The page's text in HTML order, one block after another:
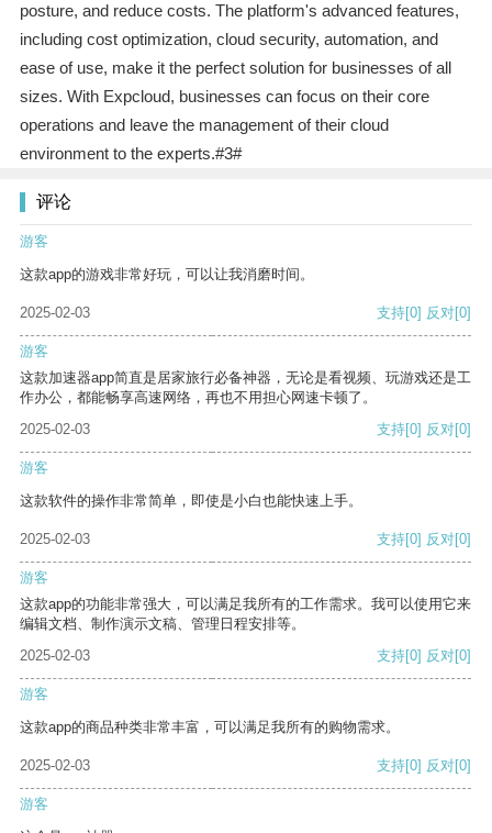
posture, and reduce costs. The platform's advanced features,
including cost optimization, cloud security, automation, and
ease of use, make it the perfect solution for businesses of all
sizes. With Expcloud, businesses can focus on their core
operations and leave the management of their cloud
environment to the experts.#3#
评论
游客
这款app的游戏非常好玩，可以让我消磨时间。
2025-02-03 支持[0] 反对[0]
游客
这款加速器app简直是居家旅行必备神器，无论是看视频、玩游戏还是工
作办公，都能畅享高速网络，再也不用担心网速卡顿了。
2025-02-03
支持[0] 反对[0]
游客
这款软件的操作非常简单，即使是小白也能快速上手。
2025-02-03 支持[0] 反对[0]
游客
这款app的功能非常强大，可以满足我所有的工作需求。我可以使用它来
编辑文档、制作演示文稿、管理日程安排等。
2025-02-03
支持[0] 反对[0]
游客
这款app的商品种类非常丰富，可以满足我所有的购物需求。
2025-02-03 支持[0] 反对[0]
游客